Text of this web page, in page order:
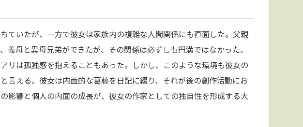
ていたが、一方で彼女は家族内の複雑な人間関係にも直面した。父親
義母と異母兄弟ができたが、その関係は必ずしも円満ではなかった。
リは孤独感を抱えることもあった。しかし、このような環境も彼女の
言える。彼女は内面的な葛藤を日記に綴り、それが後の創作活動にお
影響と個人の内面の成長が、彼女の作家としての独自性を形成する大